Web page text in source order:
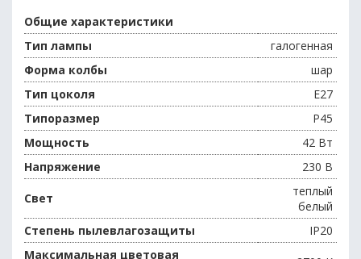
Общие характеристики
Тип лампы
галогенная
Форма колбы
шар
Тип цоколя
E27
Типоразмер
P45
Мощность
42 Вт
Напряжение
230 В
Свет
теплый
белый
Степень пылевлагозащиты
IP20
Максимальная цветовая